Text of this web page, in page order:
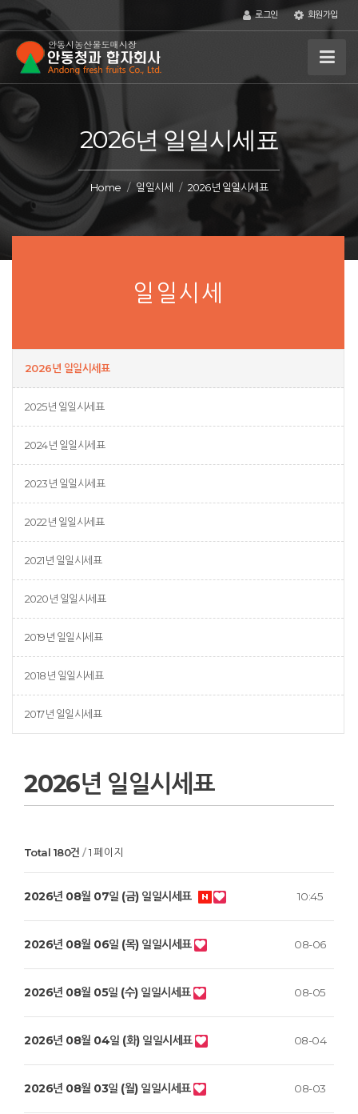
로그인 회원가입
2026년 일일시세표
Home 일일시세 2026년 일일시세표
일일시세
2026년 일일시세표
2025년 일일시세표
2024년 일일시세표
2023년 일일시세표
2022년 일일시세표
2021년 일일시세표
2020년 일일시세표
2019년 일일시세표
2018년 일일시세표
2017년 일일시세표
2026년 일일시세표
Total 180건 1 페이지
2026년 08월 07일 (금) 일일시세표 10:45
2026년 08월 06일 (목) 일일시세표 08-06
2026년 08월 05일 (수) 일일시세표 08-05
2026년 08월 04일 (화) 일일시세표 08-04
2026년 08월 03일 (월) 일일시세표 08-03